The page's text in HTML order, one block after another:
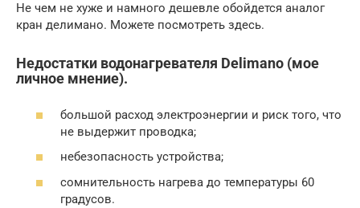
Не чем не хуже и намного дешевле обойдется аналог
кран делимано. Можете посмотреть здесь.
Недостатки водонагревателя Delimano (мое
личное мнение).
большой расход электроэнергии и риск того, что
не выдержит проводка;
небезопасность устройства;
сомнительность нагрева до температуры 60
градусов.